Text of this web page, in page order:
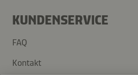
KUNDENSERVICE
FAQ
Kontakt